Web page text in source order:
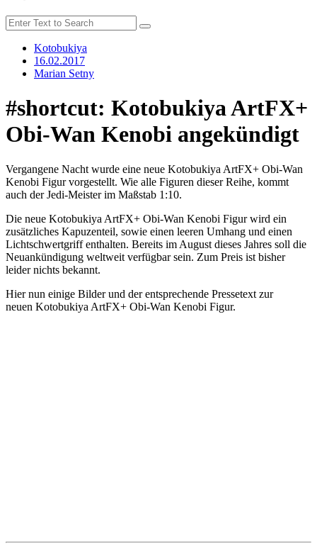
Kotobukiya
16.02.2017
Marian Setny
#shortcut: Kotobukiya ArtFX+
Obi-Wan Kenobi angekündigt
Vergangene Nacht wurde eine neue Kotobukiya ArtFX+ Obi-Wan
Kenobi Figur vorgestellt. Wie alle Figuren dieser Reihe, kommt
auch der Jedi-Meister im Maßstab 1:10.
Die neue Kotobukiya ArtFX+ Obi-Wan Kenobi Figur wird ein
zusätzliches Kapuzenteil, sowie einen leeren Umhang und einen
Lichtschwertgriff enthalten. Bereits im August dieses Jahres soll die
Neuankündigung weltweit verfügbar sein. Zum Preis ist bisher
leider nichts bekannt.
Hier nun einige Bilder und der entsprechende Pressetext zur
neuen Kotobukiya ArtFX+ Obi-Wan Kenobi Figur.